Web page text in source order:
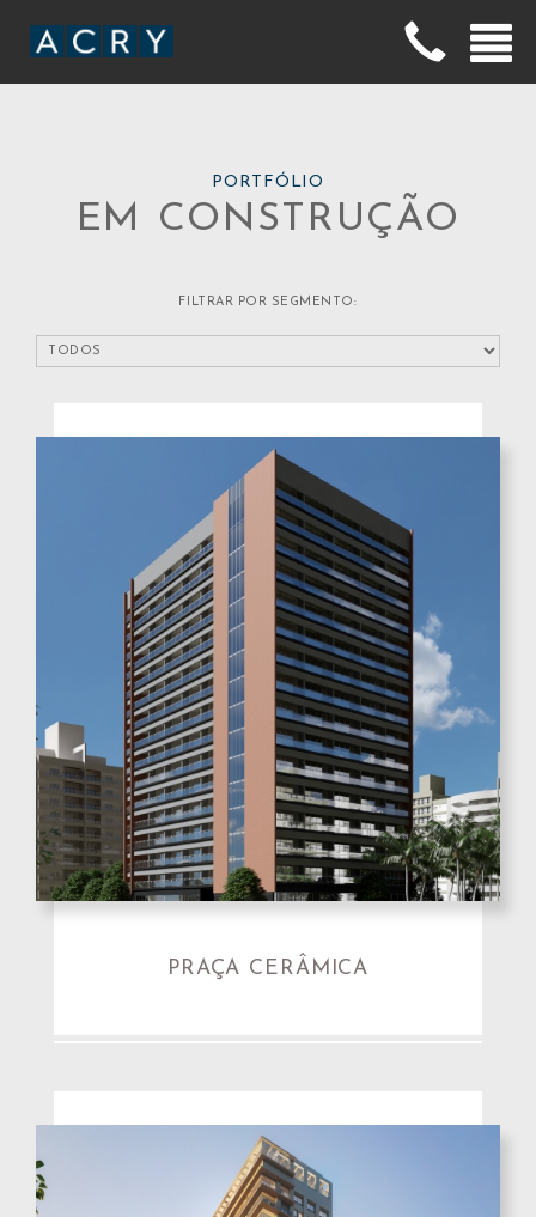
PORTFÓLIO
EM CONSTRUÇÃO
FILTRAR POR SEGMENTO:
PRAÇA CERÂMICA